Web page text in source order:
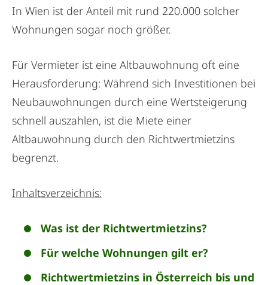
In Wien ist der Anteil mit rund 220.000 solcher
Wohnungen sogar noch größer.
Für Vermieter ist eine Altbauwohnung oft eine
Herausforderung: Während sich Investitionen bei
Neubauwohnungen durch eine Wertsteigerung
schnell auszahlen, ist die Miete einer
Altbauwohnung durch den Richtwertmietzins
begrenzt.
Inhaltsverzeichnis:
Was ist der Richtwertmietzins?
Für welche Wohnungen gilt er?
Richtwertmietzins in Österreich bis und